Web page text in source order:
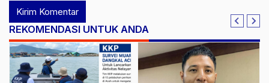
REKOMENDASI UNTUK ANDA